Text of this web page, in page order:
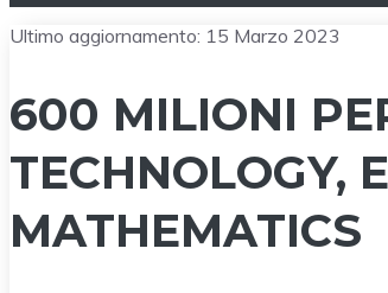
Ultimo aggiornamento: 15 Marzo 2023
600 MILIONI
TECHNOLOGY,
MATHEMATICS